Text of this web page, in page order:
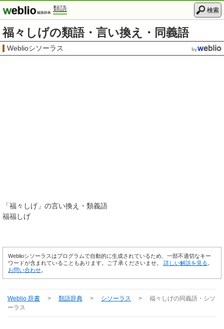
類語 検索
福々しげの類語・言い換え・同義語
Weblioシソーラス
「福々しげ 」の言い換え・類義語
福福しげ
Weblioシソーラスはプログラムで自動的に生成されているため、一部不適切なキー
ワードが含まれていることもあります。ご了承くださいませ。 詳しい解説を見る
お問い合わせ
Weblio 辞書 > 類語辞典 > シソーラス > 福々しげの同義語・シソ
ーラス